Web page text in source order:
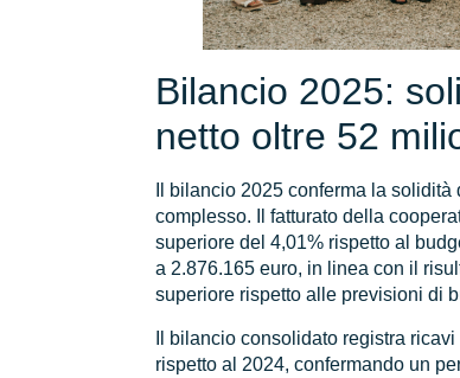
Bilancio 2025:
netto oltre 52
Il bilancio 2025 conferma la
complesso. Il fatturato della
superiore del 4,01% rispetto al
a 2.876.165 euro, in linea con il
superiore rispetto alle previsioni di
Il bilancio consolidato registra
rispetto al 2024, confermando un